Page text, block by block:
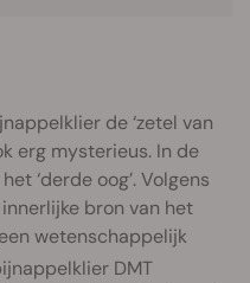
de ‘zetel van
erg mysterieus. In de
‘derde oog’. Volgens
bron van het
wetenschappelijk
DMT